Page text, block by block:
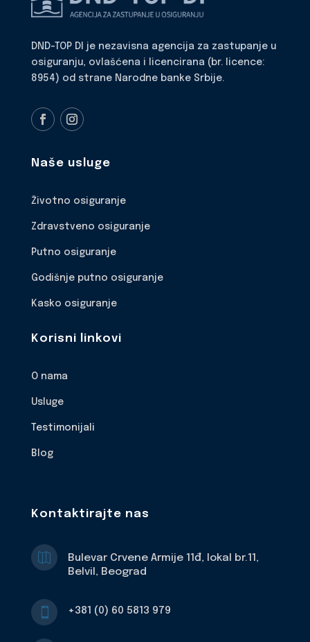
DND-TOP DI je nezavisna agencija za zastupanje u
osiguranju, ovlašćena i licencirana (br. licence:
8954) od strane Narodne banke Srbije.
Naše usluge
Životno osiguranje
Zdravstveno osiguranje
Putno osiguranje
Godišnje putno osiguranje
Kasko osiguranje
Korisni linkovi
O nama
Usluge
Testimonijali
Blog
Kontaktirajte nas

Bulevar Crvene Armije 11đ, lokal br.11,
Belvil, Beograd
 +381 (0) 60 5813 979